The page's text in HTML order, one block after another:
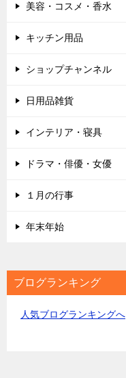
美容・コスメ・香水
キッチン用品
ショップチャンネル
日用品雑貨
インテリア・寝具
ドラマ・俳優・女優
１月の行事
年末年始
ブログランキング
人気ブログランキングへ